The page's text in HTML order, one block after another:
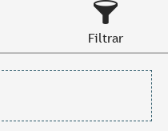
Filtrar